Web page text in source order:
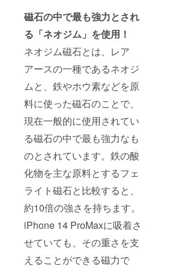
磁石の中で最も強力とされ
る「ネオジム」を使用！
ネオジム磁石とは、レア
アースの一種であるネオジ
ムと、鉄やホウ素などを原
料に使った磁石のことで、
現在一般的に使用されてい
る磁石の中で最も強力なも
のとされています。鉄の酸
化物を主な原料とするフェ
ライト磁石と比較すると、
約10倍の強さを持ちます。
iPhone 14 ProMaxに吸着さ
せていても、その重さを支
えることができる磁力で